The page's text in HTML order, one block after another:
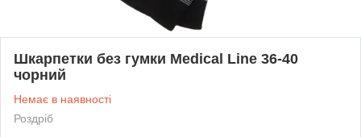
Шкарпетки без гумки Medical Line 36-40
чорний
Немає в наявності
Роздріб